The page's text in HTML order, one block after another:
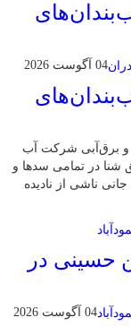
04 آگوست 2026
و برق‌آبی شرکت آب
شنا در تمامی سدها و
ناشی از نادیده
حسینی در
04 آگوست 2026